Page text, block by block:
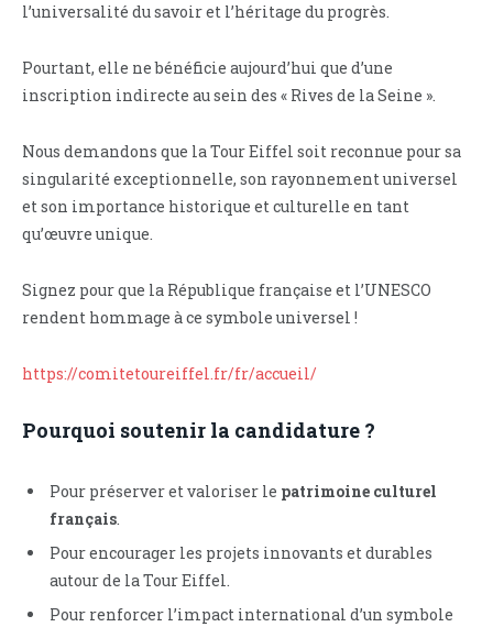
l’universalité du savoir et l’héritage du progrès.
Pourtant, elle ne bénéficie aujourd’hui que d’une
inscription indirecte au sein des « Rives de la Seine ».
Nous demandons que la Tour Eiffel soit reconnue pour sa
singularité exceptionnelle, son rayonnement universel
et son importance historique et culturelle en tant
qu’œuvre unique.
Signez pour que la République française et l’UNESCO
rendent hommage à ce symbole universel !
https://comitetoureiffel.fr/fr/accueil/
Pourquoi soutenir la candidature ?
Pour préserver et valoriser le patrimoine culturel
français
Pour encourager les projets innovants et durables
autour de la Tour Eiffel.
Pour renforcer l’impact international d’un symbole